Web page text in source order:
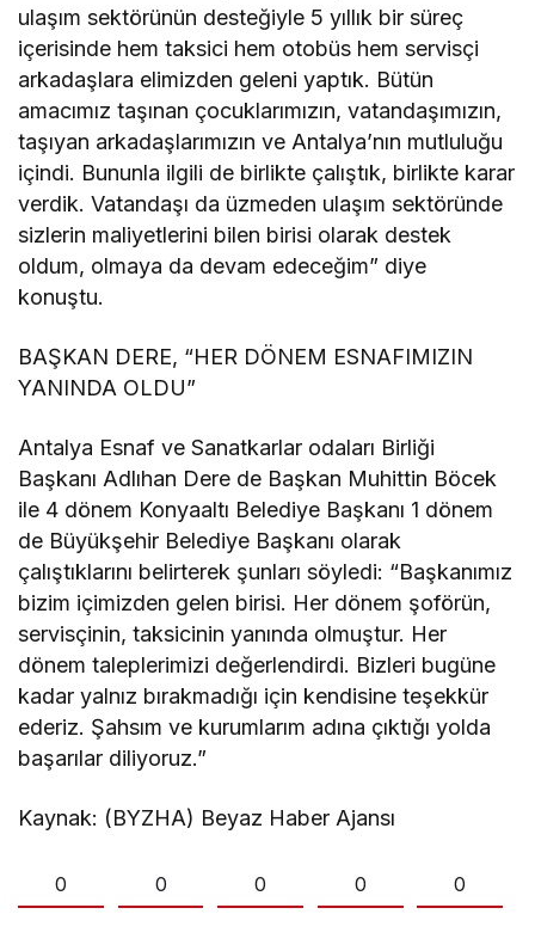
ulaşım sektörünün desteğiyle 5 yıllık bir süreç
içerisinde hem taksici hem otobüs hem servisçi
arkadaşlara elimizden geleni yaptık. Bütün
amacımız taşınan çocuklarımızın, vatandaşımızın,
taşıyan arkadaşlarımızın ve Antalya’nın mutluluğu
içindi. Bununla ilgili de birlikte çalıştık, birlikte karar
verdik. Vatandaşı da üzmeden ulaşım sektöründe
sizlerin maliyetlerini bilen birisi olarak destek
oldum, olmaya da devam edeceğim” diye
konuştu.
BAŞKAN DERE, “HER DÖNEM ESNAFIMIZIN
YANINDA OLDU”
Antalya Esnaf ve Sanatkarlar odaları Birliği
Başkanı Adlıhan Dere de Başkan Muhittin Böcek
ile 4 dönem Konyaaltı Belediye Başkanı 1 dönem
de Büyükşehir Belediye Başkanı olarak
çalıştıklarını belirterek şunları söyledi: “Başkanımız
bizim içimizden gelen birisi. Her dönem şoförün,
servisçinin, taksicinin yanında olmuştur. Her
dönem taleplerimizi değerlendirdi. Bizleri bugüne
kadar yalnız bırakmadığı için kendisine teşekkür
ederiz. Şahsım ve kurumlarım adına çıktığı yolda
başarılar diliyoruz.”
Kaynak: (BYZHA) Beyaz Haber Ajansı
0 0 0 0 0